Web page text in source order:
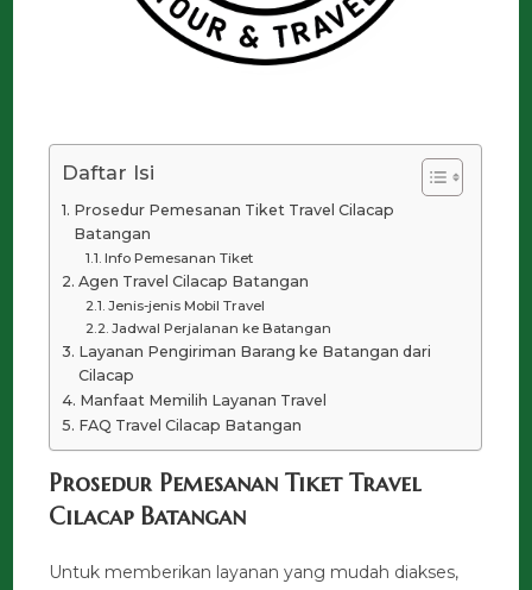
Daftar Isi
Prosedur Pemesanan Tiket Travel Cilacap
Batangan
Info Pemesanan Tiket
Agen Travel Cilacap Batangan
Jenis-jenis Mobil Travel
Jadwal Perjalanan ke Batangan
Layanan Pengiriman Barang ke Batangan dari
Cilacap
Manfaat Memilih Layanan Travel
FAQ Travel Cilacap Batangan
Prosedur Pemesanan Tiket Travel
Cilacap Batangan
Untuk memberikan layanan yang mudah diakses,